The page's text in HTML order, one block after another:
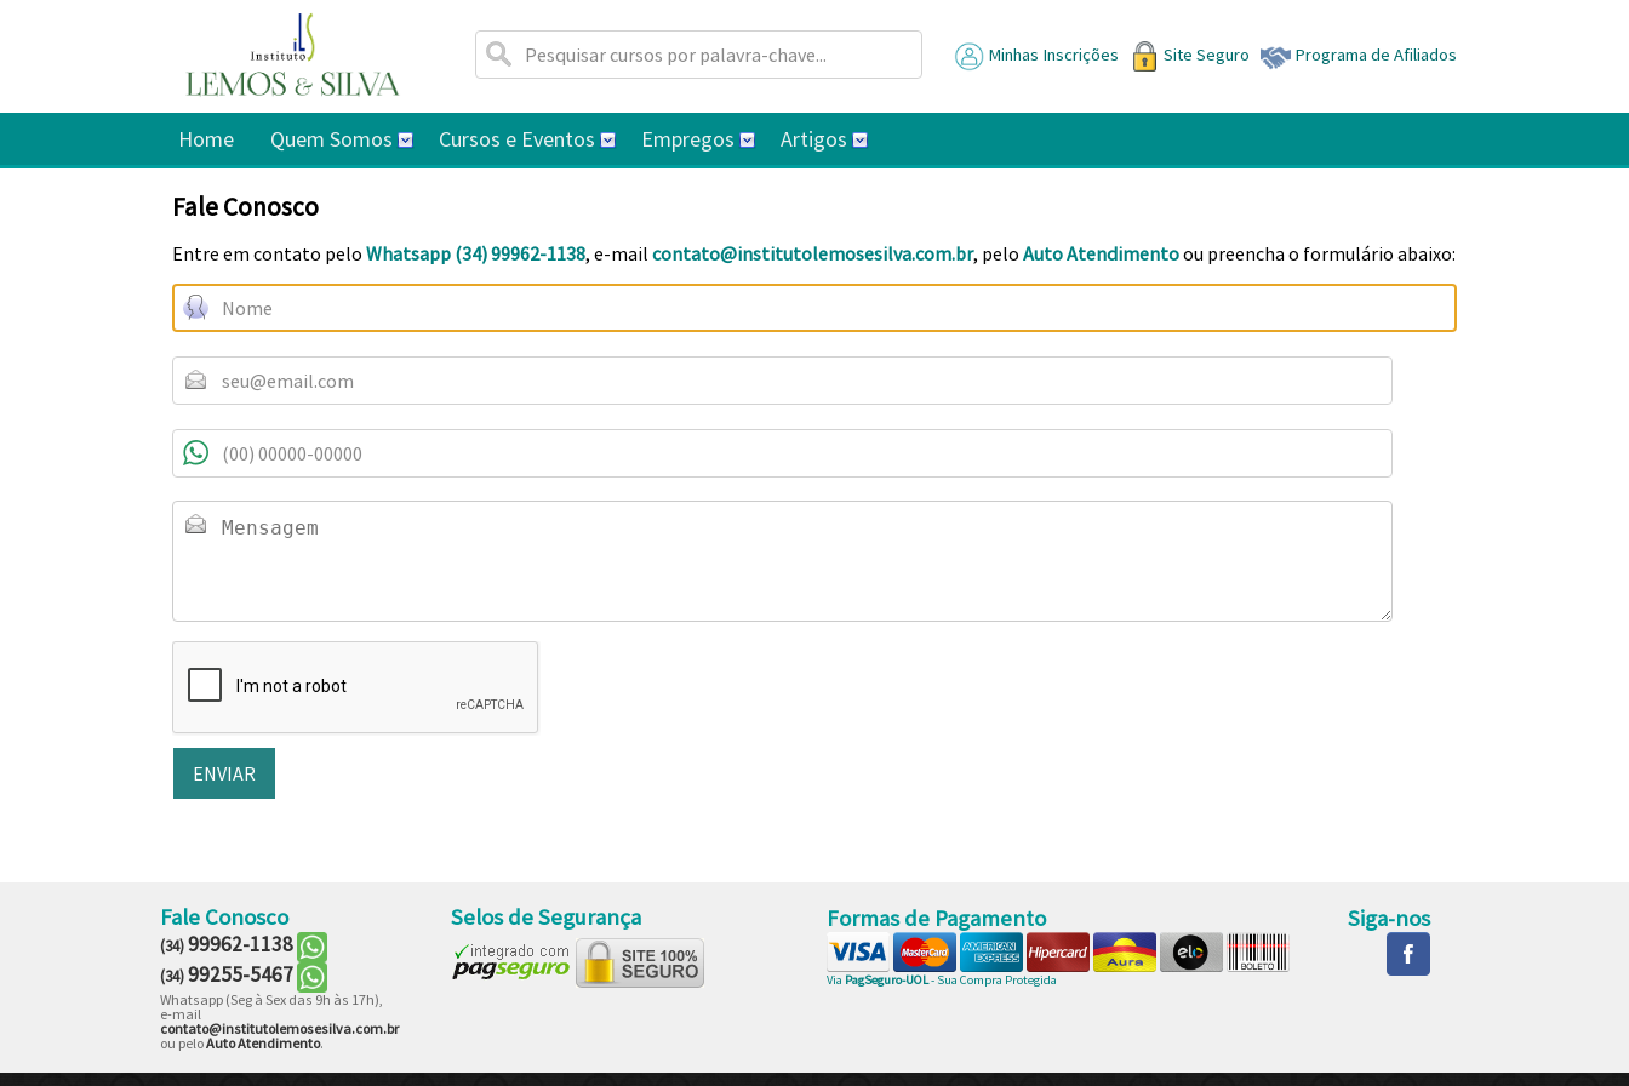
Minhas Inscrições Site Seguro Programa de Afiliados
Home Quem Somos Cursos e Eventos Empregos Artigos
Fale Conosco
Entre em contato pelo Whatsapp (34) 99962-1138, e-mail contato@institutolemosesilva.com.br, pelo Auto Atendimentoou preencha o formulário abaixo:
Fale Conosco Selos de Segurança Formas de Pagamento Siga-nos
(34)99962-1138
(34)99255-5467
Whatsapp (Seg à Sex das 9h às 17h),
e-mail
contato@institutolemosesilva.com.br
ou peloAuto Atendimento.
Via PagSeguro-UOL- Sua Compra Protegida